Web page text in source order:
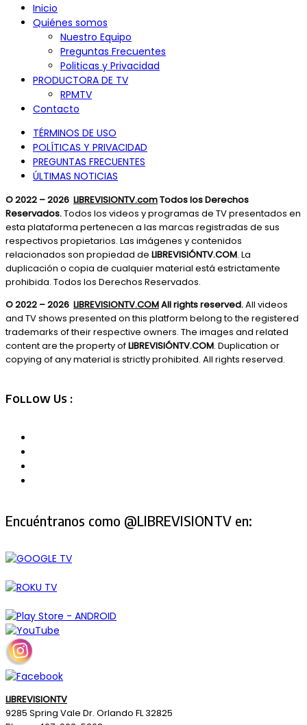
Inicio
Quiénes somos
Nuestro Equipo
Preguntas Frecuentes
Politicas y Privacidad
PRODUCTORA DE TV
RPMTV
Contacto
TÉRMINOS DE USO
POLÍTICAS Y PRIVACIDAD
PREGUNTAS FRECUENTES
ÚLTIMAS NOTICIAS
© 2022 – 2026 LIBREVISIONTV.comTodos los Derechos
Reservados.Todos los videos y programas de TV presentados en
esta plataforma pertenecen a las marcas registradas de sus
respectivos propietarios. Las imágenes y contenidos
relacionados son propiedad de LIBREVISIÓNTV.COM. La
duplicación o copia de cualquier material está estrictamente
prohibida. Todos los Derechos Reservados.
© 2022 – 2026 LIBREVISIONTV.COMAll rights reserved.All videos
and TV shows presented on this platform belong to the registered
trademarks of their respective owners. The images and related
content are the property ofLIBREVISIÓNTV.COM. Duplication or
copying of any material is strictly prohibited. All rights reserved.
Follow Us :
Encuéntranos como @LIBREVISIONTV en:
LIBREVISIONTV
9285 Spring Vale Dr. Orlando FL 32825